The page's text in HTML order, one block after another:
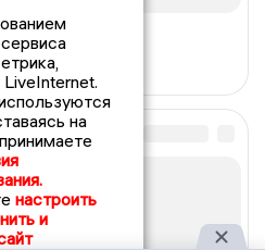
LiveInternet.
на
настроить
и